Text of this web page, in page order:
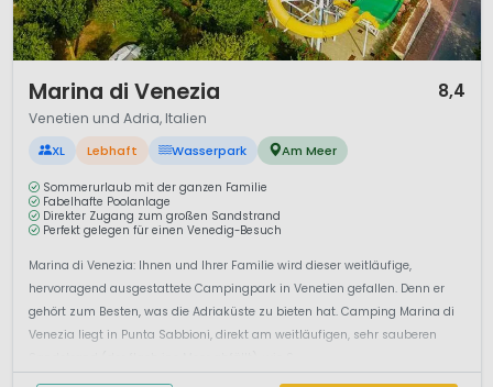
Marina di Venezia 8,4
Venetien und Adria, Italien
XL Lebhaft Wasserpark Am Meer
Sommerurlaub mit der ganzen Familie
Fabelhafte Poolanlage
Direkter Zugang zum großen Sandstrand
Perfekt gelegen für einen Venedig-Besuch
Marina di Venezia: Ihnen und Ihrer Familie wird dieser weitläufige,
hervorragend ausgestattete Campingpark in Venetien gefallen. Denn er
gehört zum Besten, was die Adriaküste zu bieten hat. Camping Marina di
Venezia liegt in Punta Sabbioni, direkt am weitläufigen, sehr sauberen